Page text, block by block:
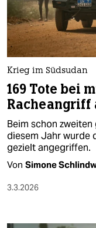
nord
wahrheit
verlag
verlag
veranstaltungen
shop
abo
Krieg im Südsudan
169 Tote bei
Racheangriff
Beim schon
diesem Jahr wurde
gezielt angegriffen.
Von Simone
3.3.2026